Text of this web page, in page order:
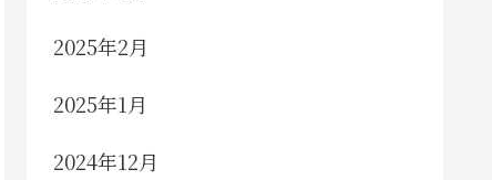
2025年2月
2025年1月
2024年12月